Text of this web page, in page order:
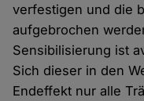
verfestigen und die
aufgebrochen
Sensibilisierung ist
Sich dieser in den
Endeffekt nur alle